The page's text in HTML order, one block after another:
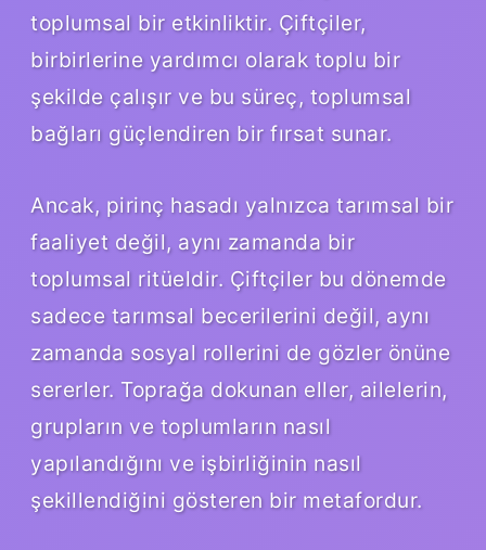
toplumsal bir etkinliktir. Çiftçiler,
birbirlerine yardımcı olarak toplu bir
şekilde çalışır ve bu süreç, toplumsal
bağları güçlendiren bir fırsat sunar.
Ancak, pirinç hasadı yalnızca tarımsal bir
faaliyet değil, aynı zamanda bir
toplumsal ritüeldir. Çiftçiler bu dönemde
sadece tarımsal becerilerini değil, aynı
zamanda sosyal rollerini de gözler önüne
sererler. Toprağa dokunan eller, ailelerin,
grupların ve toplumların nasıl
yapılandığını ve işbirliğinin nasıl
şekillendiğini gösteren bir metafordur.